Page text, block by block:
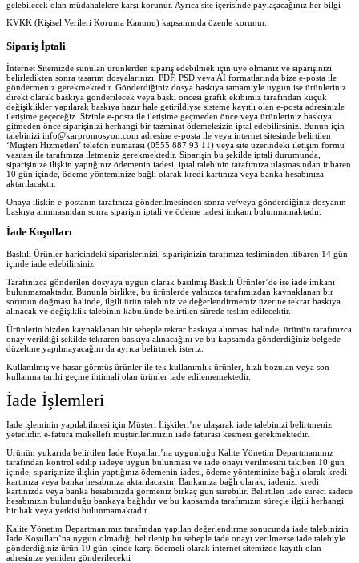
gelebilecek olan müdahalelere karşı korunur. Ayrıca site içerisinde paylaşacağınız her bilgi
KVKK (Kişisel Verileri Koruma Kanunu) kapsamında özenle korunur.
Sipariş İptali
İnternet Sitemizde sunulan ürünlerden sipariş edebilmek için üye olmanız ve siparişinizi
belirledikten sonra tasarım dosyalarınızı, PDF, PSD veya AI formatlarında bize e-posta ile
göndermeniz gerekmektedir. Gönderdiğiniz dosya baskıya tamamiyle uygun ise ürünleriniz
direkt olarak baskıya gönderilecek veya baskı öncesi grafik ekibimiz tarafından küçük
değişiklikler yapılarak baskıya hazır hale getirildiyse sisteme kayıtlı olan e-posta adresinizle
iletişime geçeceğiz. Sizinle e-posta ile iletişime geçmeden önce veya ürünleriniz baskıya
gitmeden önce siparişinizi herhangi bir tazminat ödemeksizin iptal edebilirsiniz. Bunun için
talebinizi info@karpromosyon.com adresine e-posta ile veya internet sitesinde belirtilen
‘Müşteri Hizmetleri’ telefon numarası (0555 887 93 11) veya site üzerindeki iletişim formu
vasıtası ile tarafımıza iletmeniz gerekmektedir. Siparişin bu şekilde iptali durumunda,
siparişinize ilişkin yaptığınız ödemenin iadesi, iptal talebinin tarafımıza ulaşmasından itibaren
10 gün içinde, ödeme yönteminize bağlı olarak kredi kartınıza veya banka hesabınıza
aktarılacaktır.
Onaya ilişkin e-postanın tarafınıza gönderilmesinden sonra ve/veya gönderdiğiniz dosyanın
baskıya alınmasından sonra siparişin iptali ve ödeme iadesi imkanı bulunmamaktadır.
İade Koşulları
Baskılı Ürünler haricindeki siparişlerinizi, siparişinizin tarafınıza tesliminden itibaren 14 gün
içinde iade edebilirsiniz.
Tarafınızca gönderilen dosyaya uygun olarak basılmış Baskılı Ürünler’de ise iade imkanı
bulunmamaktadır. Bununla birlikte, bu ürünlerde yalnızca tarafımızdan kaynaklanan bir
sorunun doğması halinde, ilgili ürün talebiniz ve değerlendirmemiz üzerine tekrar baskıya
alınacak ve değişiklik talebinin kabulünde belirtilen sürede teslim edilecektir.
Ürünlerin bizden kaynaklanan bir sebeple tekrar baskıya alınması halinde, ürünün tarafınızca
onay verildiği şekilde tekraren baskıya alınacağını ve bu kapsamda gönderdiğiniz belgede
düzeltme yapılmayacağını da ayrıca belirtmek isteriz.
Kullanılmış ve hasar görmüş ürünler ile tek kullanımlık ürünler, hızlı bozulan veya son
kullanma tarihi geçme ihtimali olan ürünler iade edilememektedir.
İade İşlemleri
İade işleminin yapılabilmesi için Müşteri İlişkileri’ne ulaşarak iade talebinizi belirtmeniz
yeterlidir. e-fatura mükellefi müşterilerimizin iade faturası kesmesi gerekmektedir.
Ürünün yukarıda belirtilen İade Koşulları’na uygunluğu Kalite Yönetim Departmanımız
tarafından kontrol edilip iadeye uygun bulunması ve iade onayı verilmesini takiben 10 gün
içinde, siparişinize ilişkin yaptığınız ödemenin iadesi, ödeme yönteminize bağlı olarak kredi
kartınıza veya banka hesabınıza aktarılacaktır. Bankanıza bağlı olarak, iadenizi kredi
kartınızda veya banka hesabınızda görmeniz birkaç gün sürebilir. Belirtilen iade süreci sadece
hesabınızın bulunduğu bankaya bağlıdır ve bu kapsamda tarafımızın süreçle ilgili herhangi
bir hak veya yetkisi bulunmamaktadır.
Kalite Yönetim Departmanımız tarafından yapılan değerlendirme sonucunda iade talebinizin
İade Koşulları’na uygun olmadığı belirlenip bu sebeple iade onayı verilmezse iade talebiyle
gönderdiğiniz ürün 10 gün içinde karşı ödemeli olarak internet sitemizde kayıtlı olan
adresinize yeniden gönderilecekti